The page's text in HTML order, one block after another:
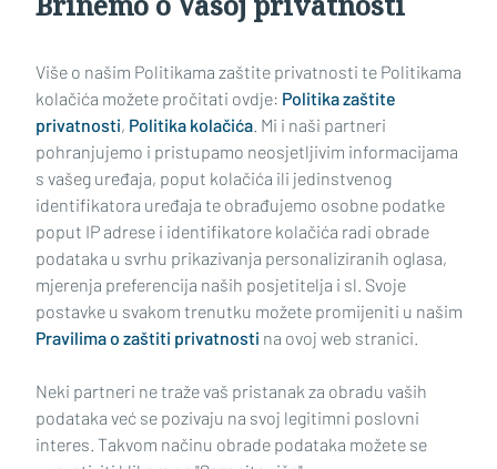
Impressum Uvjeti korištenja Politika privatnosti
Politika kolačića Kontakt Pritužbe Suradnici
Oglašavanje
RUBRIKE
Više o našim Politikama zaštite privatnosti te Politikama
kolačića možete pročitati ovdje: Politika zaštite
privatnosti, Politika kolačića. Mi i naši partneri
pohranjujemo i pristupamo neosjetljivim informacijama
s vašeg uređaja, poput kolačića ili jedinstvenog
identifikatora uređaja te obrađujemo osobne podatke
poput IP adrese i identifikatore kolačića radi obrade
podataka u svrhu prikazivanja personaliziranih oglasa,
mjerenja preferencija naših posjetitelja i sl. Svoje
postavke u svakom trenutku možete promijeniti u našim
Pravilima o zaštiti privatnosti na ovoj web stranici.
Neki partneri ne traže vaš pristanak za obradu vaših
podataka već se pozivaju na svoj legitimni poslovni
interes. Takvom načinu obrade podataka možete se